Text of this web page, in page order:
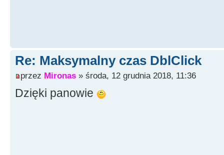
Re: Maksymalny czas DblClick
przez Mironas » środa, 12 grudnia 2018, 11:36
Dzięki panowie